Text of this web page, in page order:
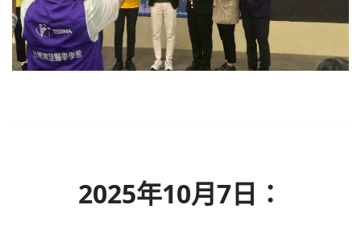
2025年10月7日：